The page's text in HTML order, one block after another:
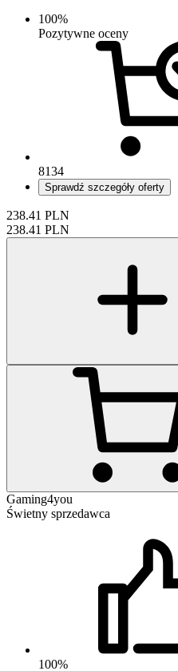
100%
Pozytywne oceny
8134
Sprawdź szczegóły oferty
238.41 PLN
238.41 PLN
Gaming4you
Świetny sprzedawca
100%